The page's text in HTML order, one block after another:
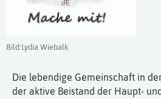
Bild:Lydia Wiebalk
Die lebendige Gemeinschaft in
der aktive Beistand der Haupt-